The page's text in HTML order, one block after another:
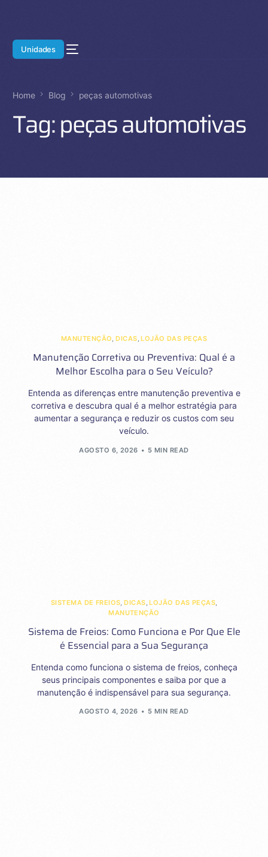
Unidades
Home Blog peças automotivas
Tag:peças automotivas
MANUTENÇÃO,DICAS,LOJÃO DAS PEÇAS
Manutenção Corretiva ou Preventiva: Qual é a
Melhor Escolha para o Seu Veículo?
Entenda as diferenças entre manutenção preventiva e
corretiva e descubra qual é a melhor estratégia para
aumentar a segurança e reduzir os custos com seu
veículo.
AGOSTO 6, 2026 5 MIN READ
SISTEMA DE FREIOS,DICAS,LOJÃO DAS PEÇAS,
MANUTENÇÃO
Sistema de Freios: Como Funciona e Por Que Ele
é Essencial para a Sua Segurança
Entenda como funciona o sistema de freios, conheça
seus principais componentes e saiba por que a
manutenção é indispensável para sua segurança.
AGOSTO 4, 2026 5 MIN READ